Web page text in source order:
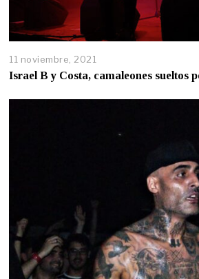
11 noviembre, 2021
Israel B y Costa, camaleones sueltos